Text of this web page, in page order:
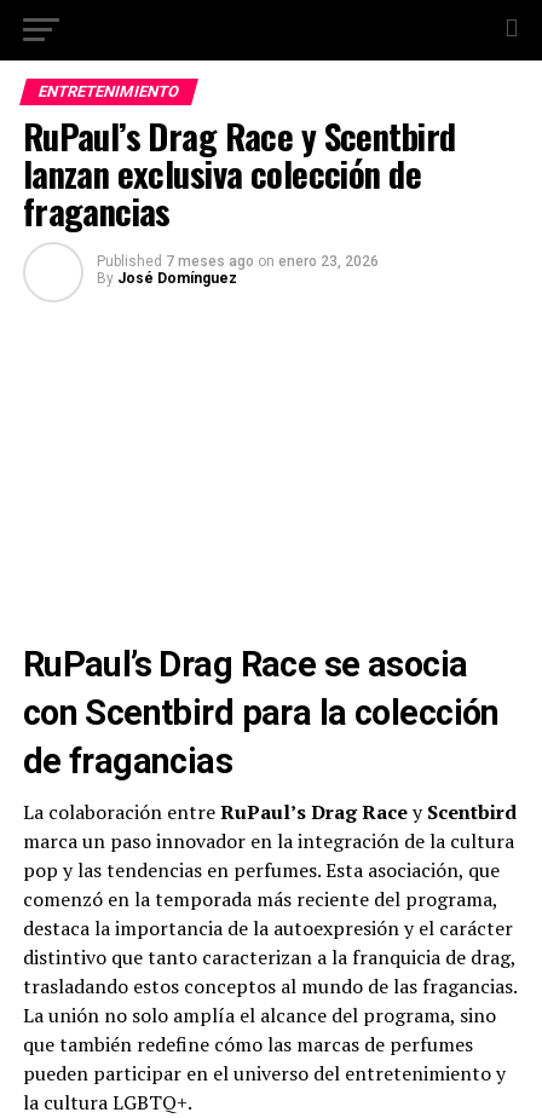
ENTRETENIMIENTO
RuPaul’s Drag Race y Scentbird
lanzan exclusiva colección de
fragancias
Published 7 meses ago on enero 23, 2026
By José Domínguez
RuPaul’s Drag Race se asocia
con Scentbird para la colección
de fragancias
La colaboración entreRuPaul’s Drag RaceyScentbird
marca un paso innovador en la integración de la cultura
pop y las tendencias en perfumes. Esta asociación, que
comenzó en la temporada más reciente del programa,
destaca la importancia de la autoexpresión y el carácter
distintivo que tanto caracterizan a la franquicia de drag,
trasladando estos conceptos al mundo de las fragancias.
La unión no solo amplía el alcance del programa, sino
que también redefine cómo las marcas de perfumes
pueden participar en el universo del entretenimiento y
la cultura LGBTQ+.